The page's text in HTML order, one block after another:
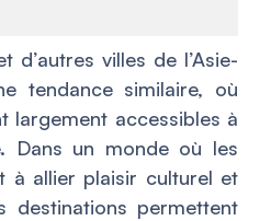
d’autres villes de l’Asie-
tendance similaire, où
largement accessibles à
Dans un monde où les
à allier plaisir culturel et
destinations permettent